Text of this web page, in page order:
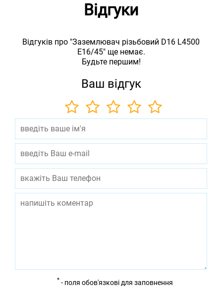
Відгуки
Відгуків про "Заземлювач різьбовий D16 L4500
E16/45" ще немає.
Будьте першим!
Ваш відгук
* - поля обов'язкові для заповнення